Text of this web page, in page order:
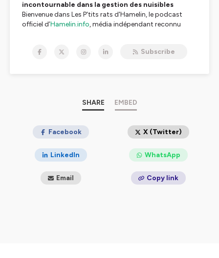
incontournable dans la gestion des nuisibles
Bienvenue dans Les P'tits rats d'Hamelin, le podcast
officiel d’Hamelin.info, média indépendant reconnu
les nombreuses facettes de ce domaine essentiel, en
Ce podcast est conçu pour répondre aux besoins des
professionnels, des passionnés et de toute personne
un technicien confirmé, un gestionnaire de services ou
Des interviews exclusives
: Découvrez les
témoignages et les expériences de professionnels
Des débats enrichissants
: Participez à des
Subscribe
SHARE EMBED
Facebook X (Twitter)
LinkedIn WhatsApp
Email Copy link